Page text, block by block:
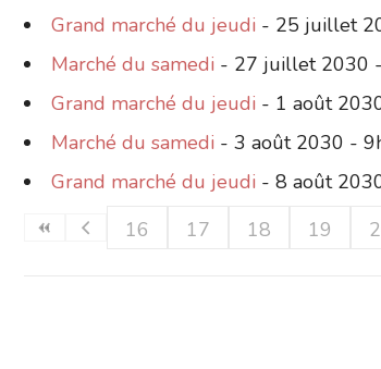
Grand marché du jeudi - 25 juillet
Marché du samedi - 27 juillet 2030
Grand marché du jeudi - 1 août
Marché du samedi - 3 août 2030 -
Grand marché du jeudi - 8 août
16
17 18 19